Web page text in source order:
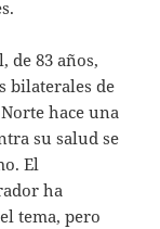
de 83 años,
bilaterales de
hace una
su salud se
El
ha
tema, pero